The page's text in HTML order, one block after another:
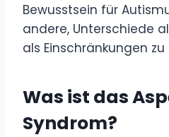
Bewusstsein für
andere, Unterschiede
als Einschränkungen zu
Was ist das
Syndrom?